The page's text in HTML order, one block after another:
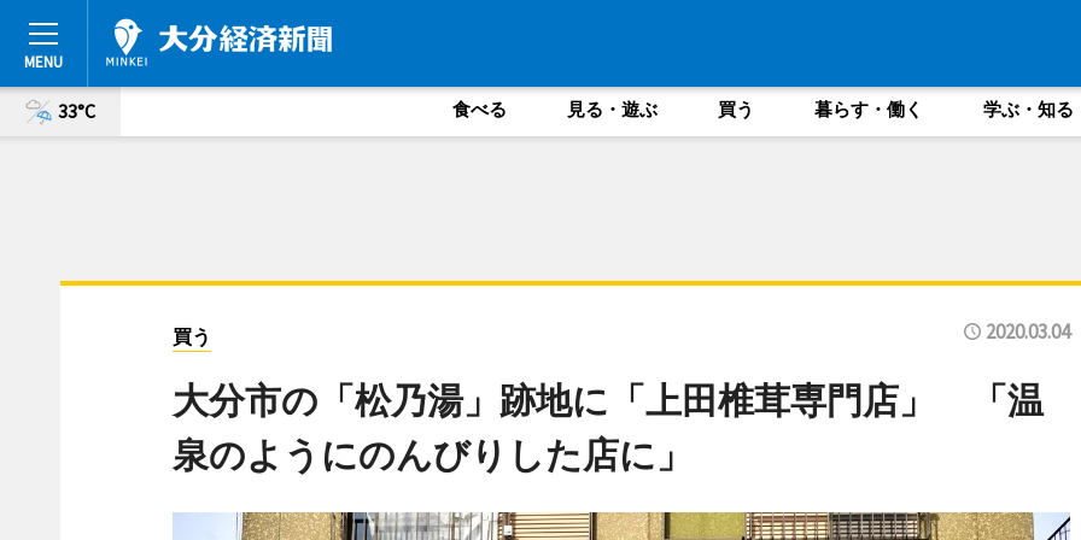
33°C 食べる 見る・遊ぶ 買う 暮らす・働く 学ぶ・知る
買う 2020.03.04
大分市の「松乃湯」跡地に「上田椎茸専門店」 「温
泉のようにのんびりした店に」